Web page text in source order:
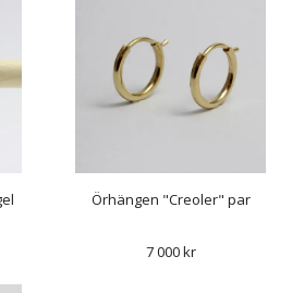
Örhängen "Creoler" par
7 000 kr